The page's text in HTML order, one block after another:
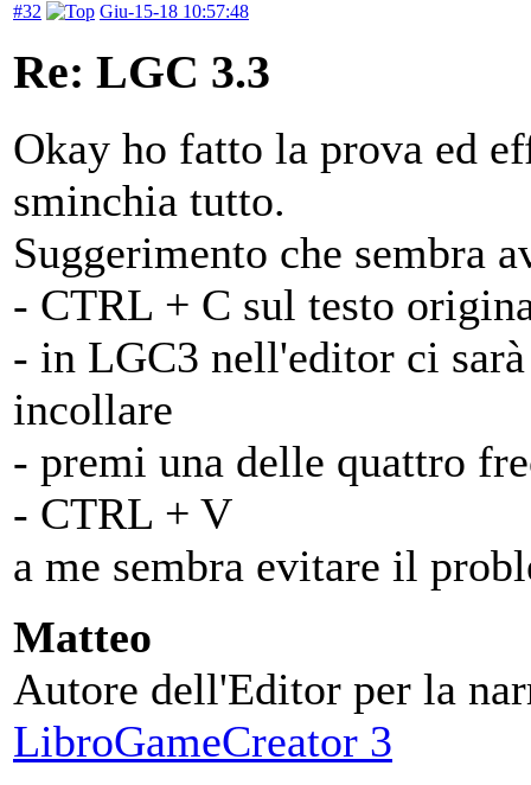
#32 Giu-15-18 10:57:48
Re: LGC 3.3
Okay ho fatto la prova ed
sminchia tutto.
Suggerimento che sembra
- CTRL + C sul testo
- in LGC3 nell'editor ci
incollare
- premi una delle quattro
- CTRL + V
a me sembra evitare il
Matteo
Autore dell'Editor per la
LibroGameCreator 3